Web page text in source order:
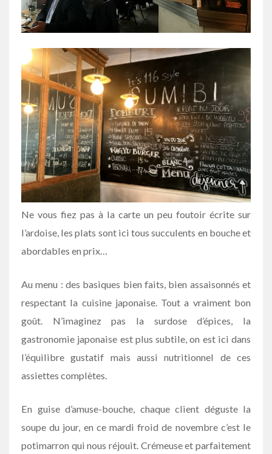
Ne vous fiez pas à la carte un peu foutoir écrite sur
l’ardoise, les plats sont ici tous succulents en bouche et
abordables en prix…
Au menu : des basiques bien faits, bien assaisonnés et
respectant la cuisine japonaise. Tout a vraiment bon
goût. N’imaginez pas la surdose d’épices, la
gastronomie japonaise est plus subtile, on est ici dans
l’équilibre gustatif mais aussi nutritionnel de ces
assiettes complètes.
En guise d’amuse-bouche, chaque client déguste la
soupe du jour, en ce mardi froid de novembre c’est le
potimarron qui nous réjouit. Crémeuse et parfaitement